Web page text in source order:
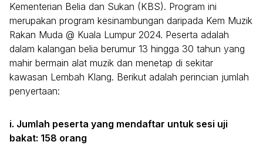
Kementerian Belia dan Sukan (KBS). Program ini
merupakan program kesinambungan daripada Kem Muzik
Rakan Muda @ Kuala Lumpur 2024. Peserta adalah
dalam kalangan belia berumur 13 hingga 30 tahun yang
mahir bermain alat muzik dan menetap di sekitar
kawasan Lembah Klang. Berikut adalah perincian jumlah
penyertaan:
i. Jumlah peserta yang mendaftar untuk sesi uji
bakat: 158 orang